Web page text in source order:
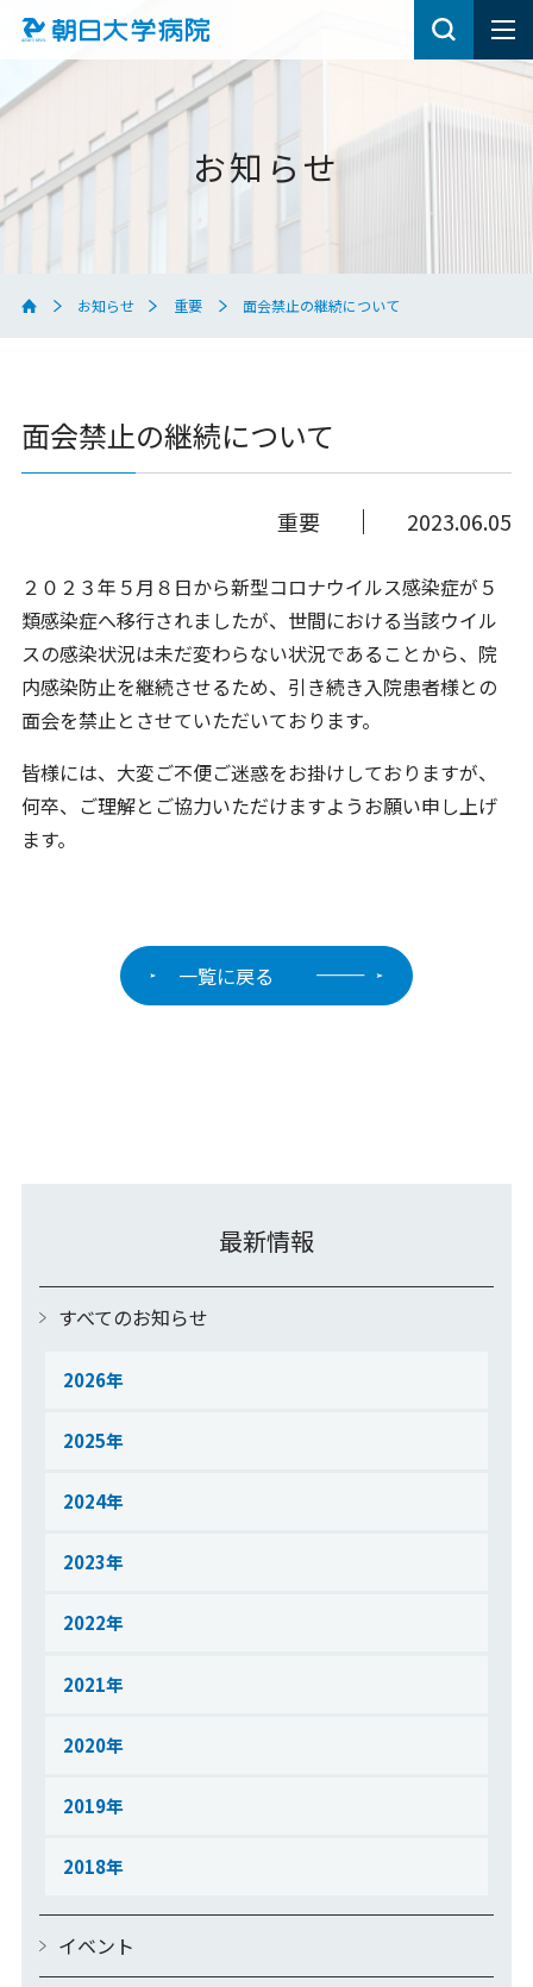
お知らせ
お知らせ 重要 面会禁止の継続について
面会禁止の継続について
重要 2023.06.05
２０２３年５月８日から新型コロナウイルス感染症が５
類感染症へ移行されましたが、世間における当該ウイル
スの感染状況は未だ変わらない状況であることから、院
内感染防止を継続させるため、引き続き入院患者様との
面会を禁止とさせていただいております。
皆様には、大変ご不便ご迷惑をお掛けしておりますが、
何卒、ご理解とご協力いただけますようお願い申し上げ
ます。
最新情報
すべてのお知らせ
2026
2025
2024
2023
2022
2021
2020
2019
2018
イベント
一覧に戻る